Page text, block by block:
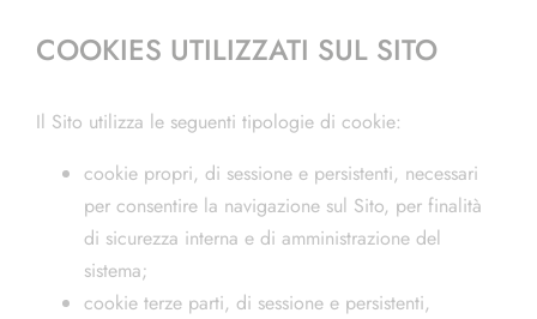
COOKIES UTILIZZATI SUL SITO
Il Sito utilizza le seguenti tipologie di cookie:
cookie propri, di sessione e persistenti, necessari
per consentire la navigazione sul Sito, per finalità
di sicurezza interna e di amministrazione del
sistema;
cookie terze parti, di sessione e persistenti,